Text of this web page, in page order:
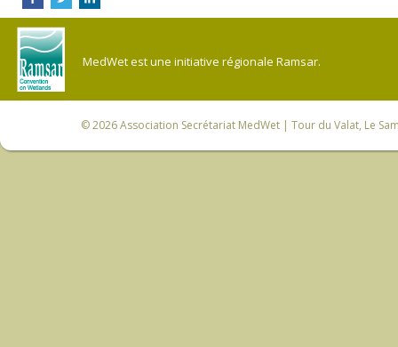
MedWet est une initiative régionale Ramsar.
© 2026Association Secrétariat MedWet | Tour du Valat, Le